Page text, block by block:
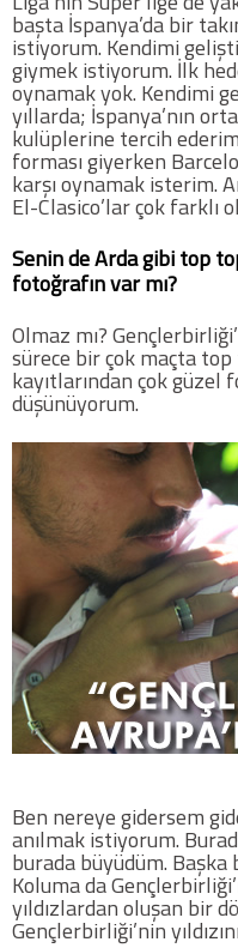
başta İspanya’da bir
istiyorum. Kendimi
giymek istiyorum. İlk
oynamak yok. Kendimi
yıllarda; İspanya’nın
kulüplerine tercih
forması giyerken
karşı oynamak isterim.
El-Clasico’lar çok farklı
Senin de Arda gibi top
fotoğrafın var mı?
Olmaz mı?
sürece bir çok maçta top
kayıtlarından çok güzel
düşünüyorum.
Ben nereye gidersem
anılmak istiyorum.
burada büyüdüm.
Koluma da
yıldızlardan oluşan bir
Gençlerbirliği’nin